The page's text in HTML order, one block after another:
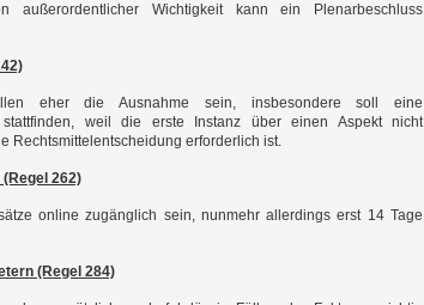
außerordentlicher Wichtigkeit kann ein Plenarbeschluss
eher die Ausnahme sein, insbesondere soll eine
stattfinden, weil die erste Instanz über einen Aspekt nicht
Rechtsmittelentscheidung erforderlich ist.
262)
online zugänglich sein, nunmehr allerdings erst 14 Tage
(Regel 284)